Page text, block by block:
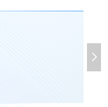
